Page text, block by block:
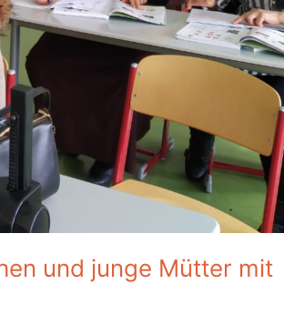
und junge Mütter mit